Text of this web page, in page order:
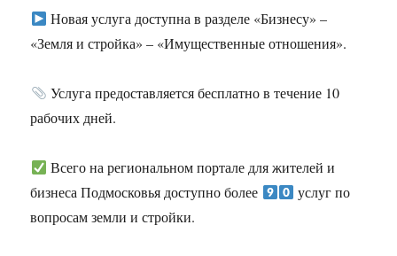
Новая услуга доступна в разделе «Бизнесу» –
«Земля и стройка» – «Имущественные отношения».
Услуга предоставляется бесплатно в течение 10
рабочих дней.
Всего на региональном портале для жителей и
бизнеса Подмосковья доступно более
услуг по
вопросам земли и стройки.